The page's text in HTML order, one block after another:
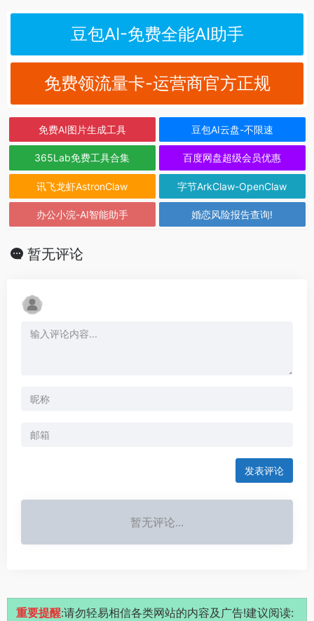
豆包AI-免费全能AI助手
免费领流量卡-运营商官方正规
免费AI图片生成工具 豆包AI云盘-不限速
365Lab免费工具合集 百度网盘超级会员优惠
讯飞龙虾AstronClaw 字节ArkClaw-OpenClaw
办公小浣-AI智能助手 婚恋风险报告查询!
暂无评论
发表评论
暂无评论...
重要提醒:请勿轻易相信各类网站的内容及广告!建议阅读: